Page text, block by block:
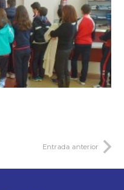
Entrada anterior